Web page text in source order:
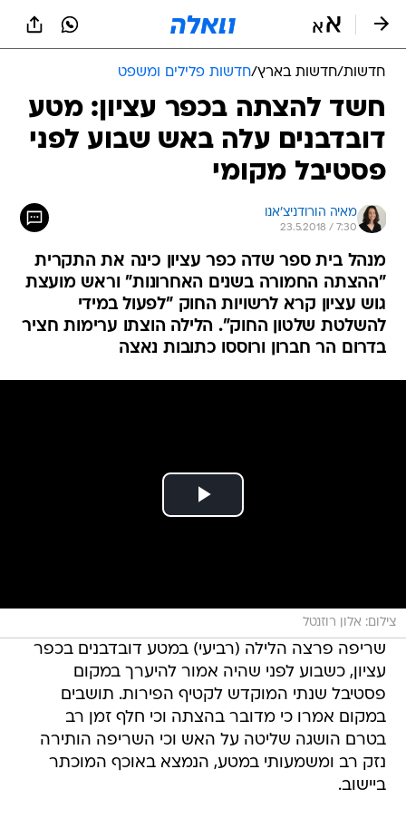
חדשות/חדשות בארץ/חדשות פלילים ומשפט
חשד להצתה בכפר עציון: מטע
דובדבנים עלה באש שבוע לפני
פסטיבל מקומי
מאיה הורודניצ'אנו
23.5.2018 / 7:30
מנהל בית ספר שדה כפר עציון כינה את התקרית
"ההצתה החמורה בשנים האחרונות" וראש מועצת
גוש עציון קרא לרשויות החוק "לפעול במידי
להשלטת שלטון החוק". הלילה הוצתו ערימות חציר
בדרום הר חברון ורוססו כתובות נאצה
צילום: אלון רוזנטל
שריפה פרצה הלילה (רביעי) במטע דובדבנים בכפר
עציון, כשבוע לפני שהיה אמור להיערך במקום
פסטיבל שנתי המוקדש לקטיף הפירות. תושבים
במקום אמרו כי מדובר בהצתה וכי חלף זמן רב
בטרם הושגה שליטה על האש וכי השריפה הותירה
נזק רב ומשמעותי במטע, הנמצא באוכף המוכתר
ביישוב.